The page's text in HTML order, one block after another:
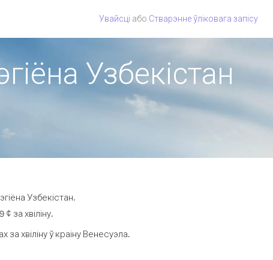
Увайсці або Стварэнне ўліковага запісу
Узбекістан
Узбекістан.
за хвіліну.
хвіліну ў краіну Венесуэла.